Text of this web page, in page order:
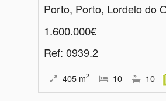
1.600.000€
Ref: 0939.2
405 m2 10 10